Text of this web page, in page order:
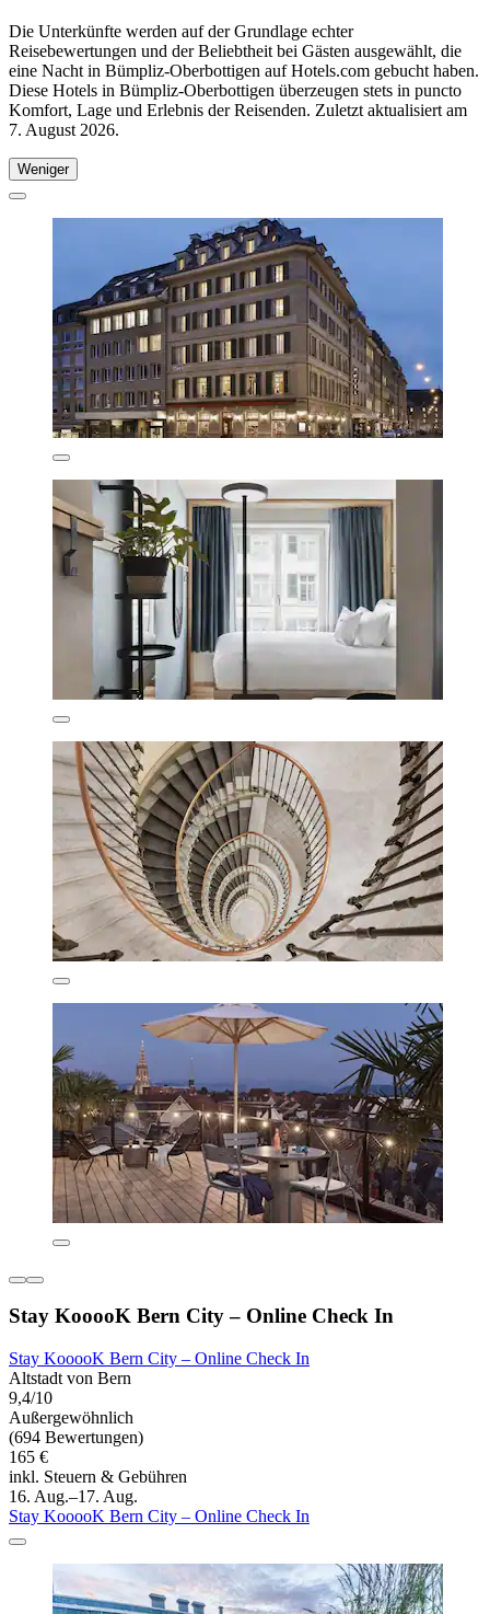
Die Unterkünfte werden auf der Grundlage echter
Reisebewertungen und der Beliebtheit bei Gästen ausgewählt, die
eine Nacht in Bümpliz-Oberbottigen auf Hotels.com gebucht haben.
Diese Hotels in Bümpliz-Oberbottigen überzeugen stets in puncto
Komfort, Lage und Erlebnis der Reisenden. Zuletzt aktualisiert am
7. August 2026.
Weniger
Stay KooooK Bern City – Online Check In
Stay KooooK Bern City – Online Check In
Altstadt von Bern
9,4/10
Außergewöhnlich
(694 Bewertungen)
165 €
inkl. Steuern & Gebühren
16. Aug.–17. Aug.
Stay KooooK Bern City – Online Check In